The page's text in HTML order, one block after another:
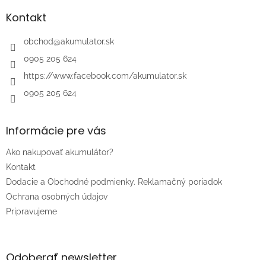
äKontakt
obchod@akumulator.sk
0905 205 624
https://www.facebook.com/akumulator.sk
0905 205 624
Informácie pre vás
Ako nakupovať akumulátor?
Kontakt
Dodacie a Obchodné podmienky. Reklamačný poriadok
Ochrana osobných údajov
Pripravujeme